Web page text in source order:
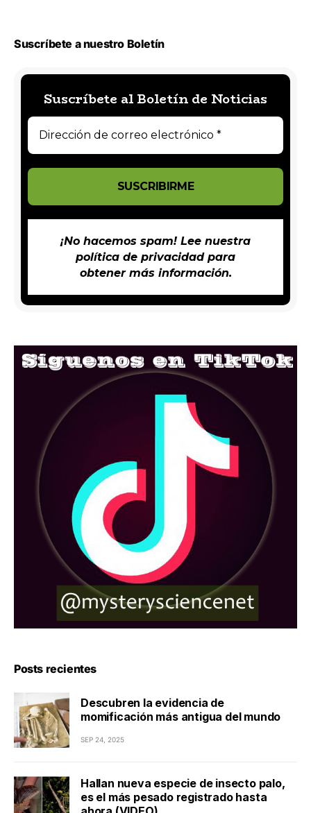
Suscríbete a nuestro Boletín
Suscríbete al Boletín de Noticias
¡No hacemos spam! Lee nuestra
política de privacidadpara
obtener más información.
Posts recientes
Descubren la evidencia de
momificación más antigua del mundo
SEP 24, 2025
Hallan nueva especie de insecto palo,
es el más pesado registrado hasta